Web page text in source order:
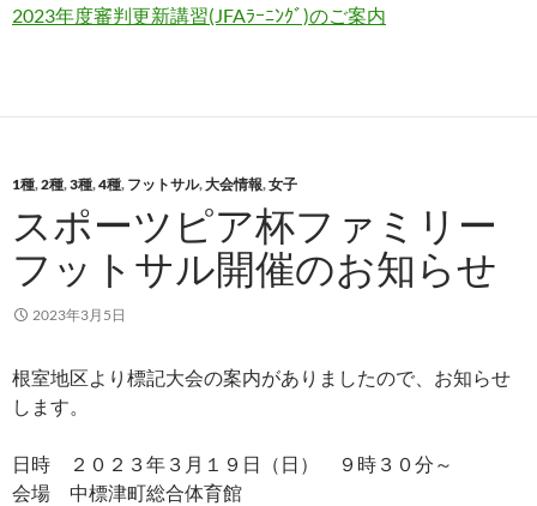
2023年度審判更新講習(JFAﾗｰﾆﾝｸﾞ)のご案内
1種,2種,3種,4種, フットサル,大会情報,女子
スポーツピア杯ファミリー
フットサル開催のお知らせ
2023年3月5日
根室地区より標記大会の案内がありましたので、お知らせ
します。
日時 ２０２３年３月１９日（日） ９時３０分～
会場 中標津町総合体育館